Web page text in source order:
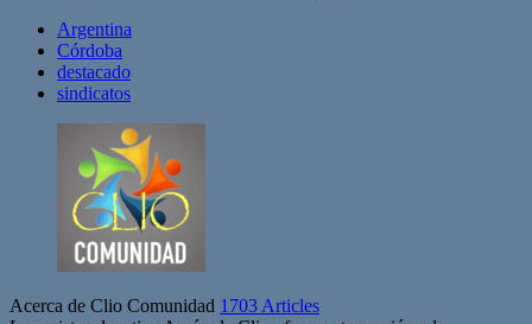
Argentina
Córdoba
destacado
sindicatos
Acerca de Clio Comunidad 1703 Articles